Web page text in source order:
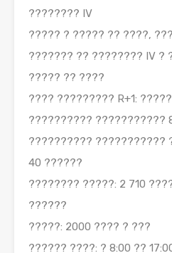
???????? IV
????? ? ????? ?? ????,
??????? ?? ???????? IV ?
????? ?? ????
???? ????????? R+1:
?????????? ???????????
?????????? ???????????
40 ??????
???????? ?????: 2 710
??????
?????: 2000 ???? ? ???
?????? ????: ? 8:00 ??